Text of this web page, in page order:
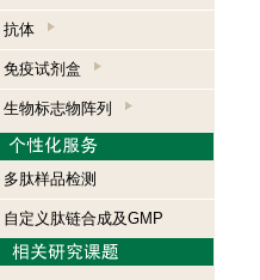
抗体
免疫试剂盒
生物标志物阵列
多肽样品检测
自定义肽链合成及GMP